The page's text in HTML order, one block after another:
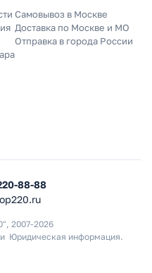
Самовывоз в Москве
Доставка по Москве и МО
Отправка в города России
88-88
2007-2026
Юридическая информация.